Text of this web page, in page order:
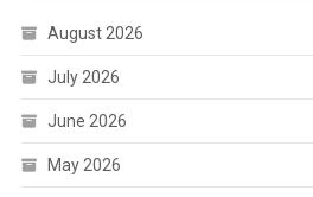
August 2026
July 2026
June 2026
May 2026